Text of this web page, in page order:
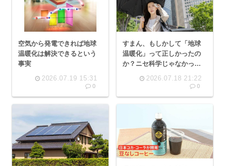
空気から発電できれば地球
温暖化は解決できるという
事実
2026.07.19 15:31
0
すまん、もしかして「地球
温暖化」って正しかったの
か？ニセ科学じゃなかった
2026.07.18 21:22
0